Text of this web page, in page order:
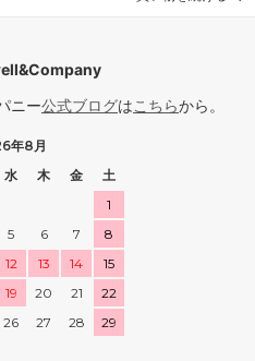
ニー公式ブログはこちらから。
年8月
水 木 金
土
1
5 6 7
8
12 13 14
15
19 20 21
22
26 27 28
29